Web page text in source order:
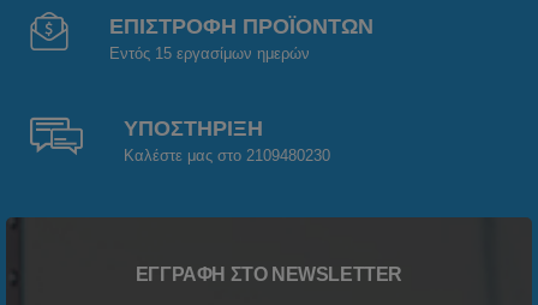
ΕΠΙΣΤΡΟΦΗ ΠΡΟΪΟΝΤΩΝ
Εντός 15 εργασίμων ημερών
ΥΠΟΣΤΗΡΙΞΗ
Καλέστε μας στο 2109480230
ΕΓΓΡΑΦΉ ΣΤΟ NEWSLETTER